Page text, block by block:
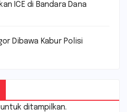
ICE di Bandara Dana
Dibawa Kabur Polisi
ditampilkan.